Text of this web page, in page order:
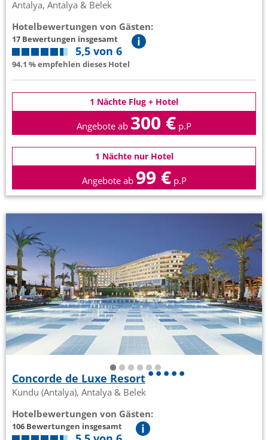
Antalya, Antalya & Belek
Hotelbewertungen von Gästen:
17 Bewertungen insgesamt
5,5 von 6
94.1 % empfehlen dieses Hotel
1 Nächte Flug + Hotel
Angebote ab 300 € p.P
1 Nächte nur Hotel
Angebote ab 99 € p.P
Concorde de Luxe Resort
Kundu (Antalya), Antalya & Belek
Hotelbewertungen von Gästen:
106 Bewertungen insgesamt